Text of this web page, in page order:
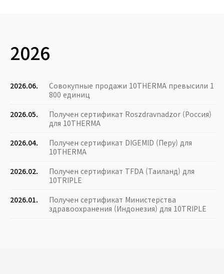
2026
2026.06.
Совокупные продажи 10THERMA превысили 1
800 единиц
2026.05.
Получен сертификат Roszdravnadzor (Россия)
для 10THERMA
2026.04.
Получен сертификат DIGEMID (Перу) для
10THERMA
2026.02.
Получен сертификат TFDA (Таиланд) для
10TRIPLE
2026.01.
Получен сертификат Министерства
здравоохранения (Индонезия) для 10TRIPLE